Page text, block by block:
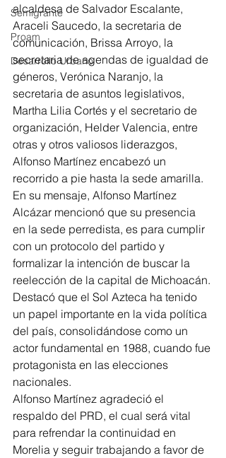
Semigrante
Proam
Desarrollo Urbano
alcaldesa de Salvador Escalante,
Araceli Saucedo, la secretaria de
comunicación, Brissa Arroyo, la
secretaria de agendas de igualdad de
géneros, Verónica Naranjo, la
secretaria de asuntos legislativos,
Martha Lilia Cortés y el secretario de
organización, Helder Valencia, entre
otras y otros valiosos liderazgos,
Alfonso Martínez encabezó un
recorrido a pie hasta la sede amarilla.
En su mensaje, Alfonso Martínez
Alcázar mencionó que su presencia
en la sede perredista, es para cumplir
con un protocolo del partido y
formalizar la intención de buscar la
reelección de la capital de Michoacán.
Destacó que el Sol Azteca ha tenido
un papel importante en la vida política
del país, consolidándose como un
actor fundamental en 1988, cuando fue
protagonista en las elecciones
nacionales.
Alfonso Martínez agradeció el
respaldo del PRD, el cual será vital
para refrendar la continuidad en
Morelia y seguir trabajando a favor de